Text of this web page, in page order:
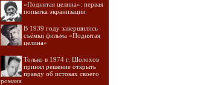
«Поднятая целина»: первая
попытка экранизации
В 1939 году завершились
съёмки фильма «Поднятая
целина»
Только в 1974 г. Шолохов
принял решение открыть
правду об истоках своего
романа